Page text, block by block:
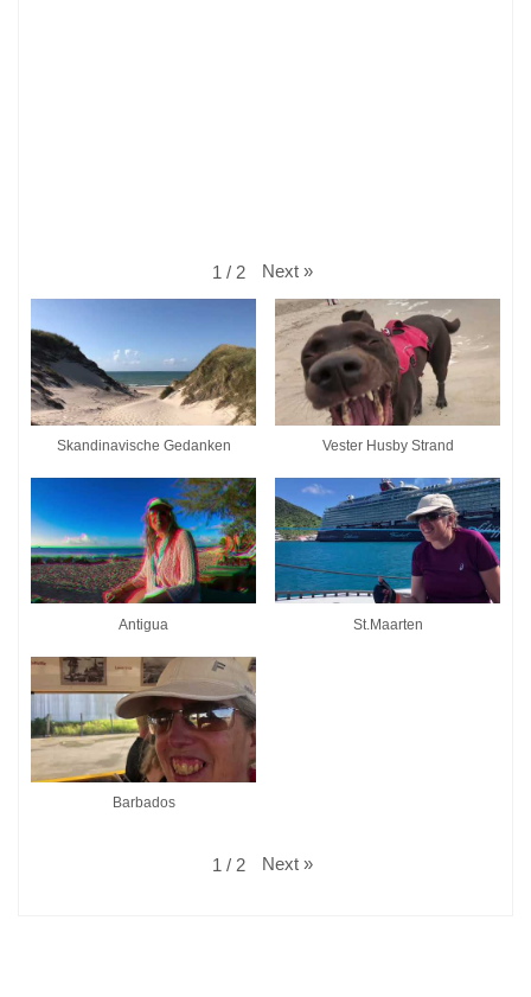
1 / 2 Next »
Skandinavische Gedanken Vester Husby Strand
Antigua St.Maarten
Barbados
1 / 2 Next »